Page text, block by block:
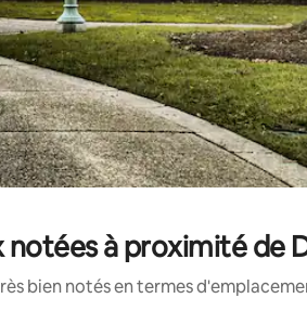
à proximité de
bien notés en termes